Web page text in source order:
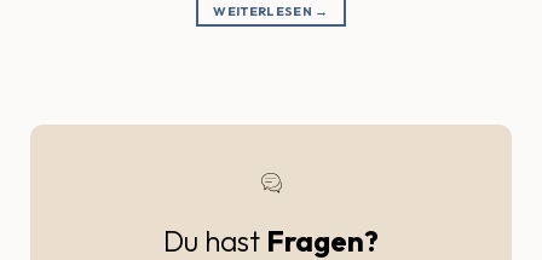
WEITERLESEN →
Du hast Fragen?